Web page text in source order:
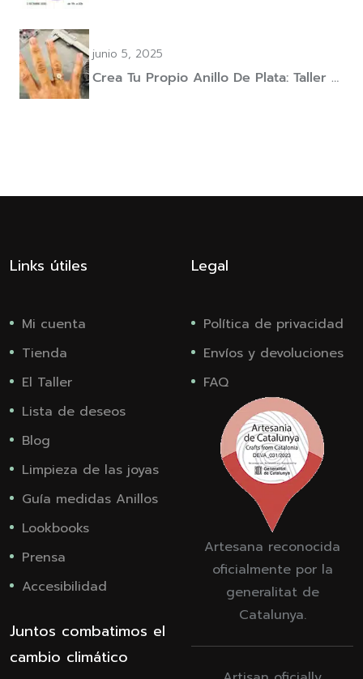
junio 5, 2025
Crea Tu Propio Anillo De Plata: Taller …
Links útiles
Mi cuenta
Tienda
El Taller
Lista de deseos
Blog
Limpieza de las joyas
Guía medidas Anillos
Lookbooks
Prensa
Accesibilidad
Juntos combatimos el
cambio climático
Legal
Política de privacidad
Envíos y devoluciones
FAQ
Artesana reconocida
oficialmente por la
generalitat de
Catalunya.